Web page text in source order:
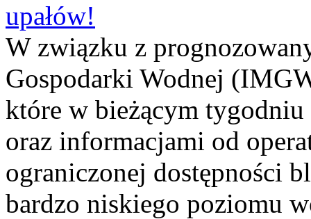
upałów!
W związku z
Gospodarki Wodnej
które w bieżącym tygodniu
oraz informacjami od
ograniczonej dostępności
bardzo niskiego poziomu